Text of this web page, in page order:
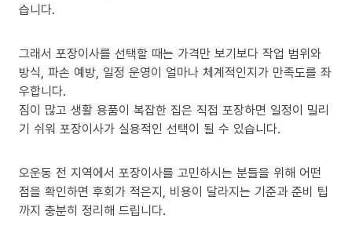
습니다.
그래서 포장이사를 선택할 때는 가격만 보기보다 작업 범위와
방식, 파손 예방, 일정 운영이 얼마나 체계적인지가 만족도를 좌
우합니다.
짐이 많고 생활 용품이 복잡한 집은 직접 포장하면 일정이 밀리
기 쉬워 포장이사가 실용적인 선택이 될 수 있습니다.
오운동 전 지역에서 포장이사를 고민하시는 분들을 위해 어떤
점을 확인하면 후회가 적은지, 비용이 달라지는 기준과 준비 팁
까지 충분히 정리해 드립니다.